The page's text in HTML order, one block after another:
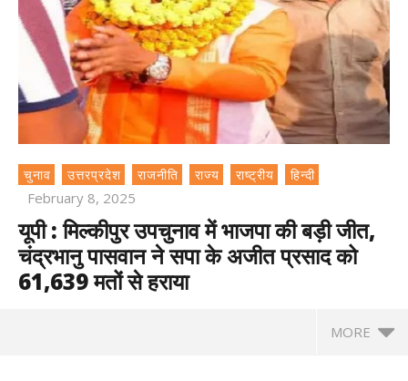
चुनाव उत्तरप्रदेश राजनीति राज्य राष्ट्रीय हिन्दी
February 8, 2025
यूपी : मिल्कीपुर उपचुनाव में भाजपा की बड़ी जीत,
चंद्रभानु पासवान ने सपा के अजीत प्रसाद को
61,639 मतों से हराया
MORE